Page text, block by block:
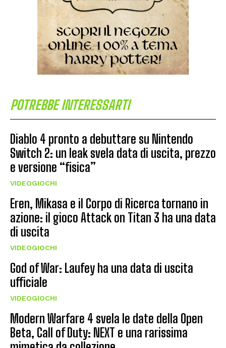
POTREBBE INTERESSARTI
Diablo 4 pronto a debuttare su Nintendo
Switch 2: un leak svela data di uscita, prezzo
e versione “fisica”
VIDEOGIOCHI
Eren, Mikasa e il Corpo di Ricerca tornano in
azione: il gioco Attack on Titan 3 ha una data
di uscita
VIDEOGIOCHI
God of War: Laufey ha una data di uscita
ufficiale
VIDEOGIOCHI
Modern Warfare 4 svela le date della Open
Beta, Call of Duty: NEXT e una rarissima